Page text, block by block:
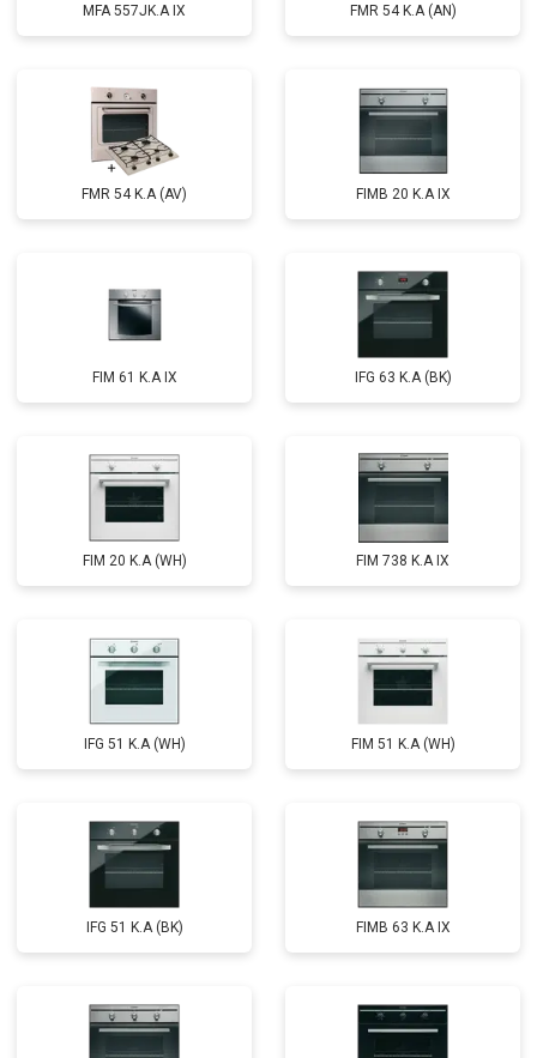
MFA 557JK.A IX FMR 54 K.A (AN)
FMR 54 K.A (AV) FIMB 20 K.A IX
FIM 61 K.A IX IFG 63 K.A (BK)
FIM 20 K.A (WH) FIM 738 K.A IX
IFG 51 K.A (WH) FIM 51 K.A (WH)
IFG 51 K.A (BK) FIMB 63 K.A IX